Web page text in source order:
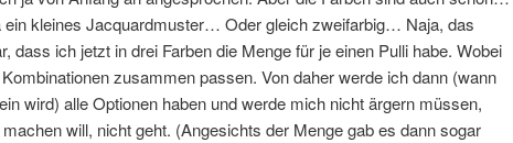
ein kleines Jacquardmuster… Oder gleich zweifarbig… Naja, das
dass ich jetzt in drei Farben die Menge für je einen Pulli habe. Wobei
zusammen passen. Von daher werde ich dann (wann
wird) alle Optionen haben und werde mich nicht ärgern müssen,
will, nicht geht. (Angesichts der Menge gab es dann sogar